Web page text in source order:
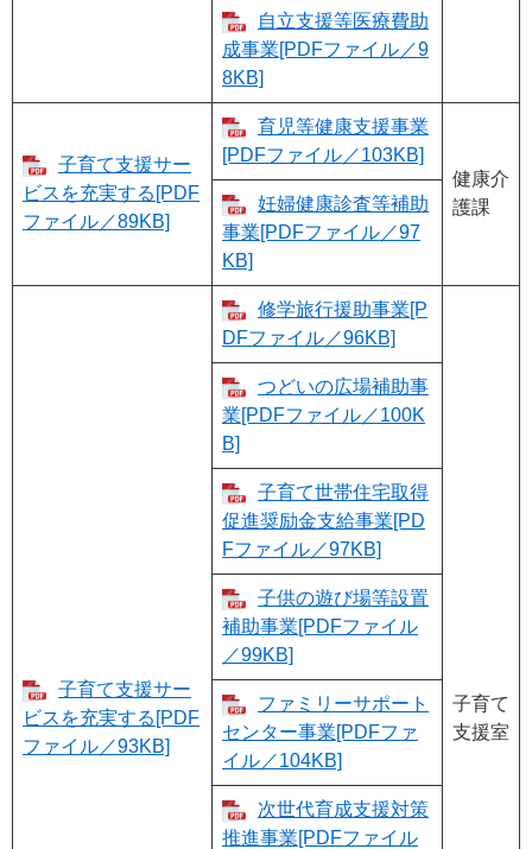
自立支援等医療費助
成事業[PDFファイル／9
8KB]
子育て支援サー
ビスを充実する[PDF
ファイル／89KB]
育児等健康支援事業
[PDFファイル／103KB]
健康介
護課
妊婦健康診査等補助
事業[PDFファイル／97
KB]
子育て支援サー
ビスを充実する[PDF
ファイル／93KB]
修学旅行援助事業[P
DFファイル／96KB]
子育て
支援室
つどいの広場補助事
業[PDFファイル／100K
B]
子育て世帯住宅取得
促進奨励金支給事業[PD
Fファイル／97KB]
子供の遊び場等設置
補助事業[PDFファイル
／99KB]
ファミリーサポート
センター事業[PDFファ
イル／104KB]
次世代育成支援対策
推進事業[PDFファイル